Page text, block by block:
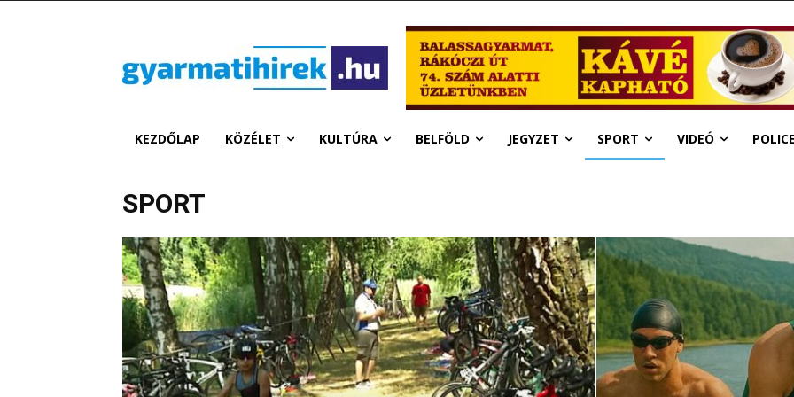
KEZDŐLAP KÖZÉLET KULTÚRA BELFÖLD JEGYZET SPORT VIDEÓ
SPORT